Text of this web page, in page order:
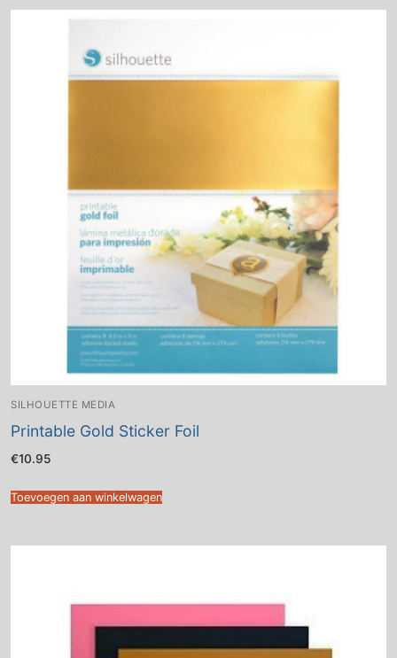
SILHOUETTE MEDIA
Printable Gold Sticker Foil
€10.95
Toevoegen aan winkelwagen